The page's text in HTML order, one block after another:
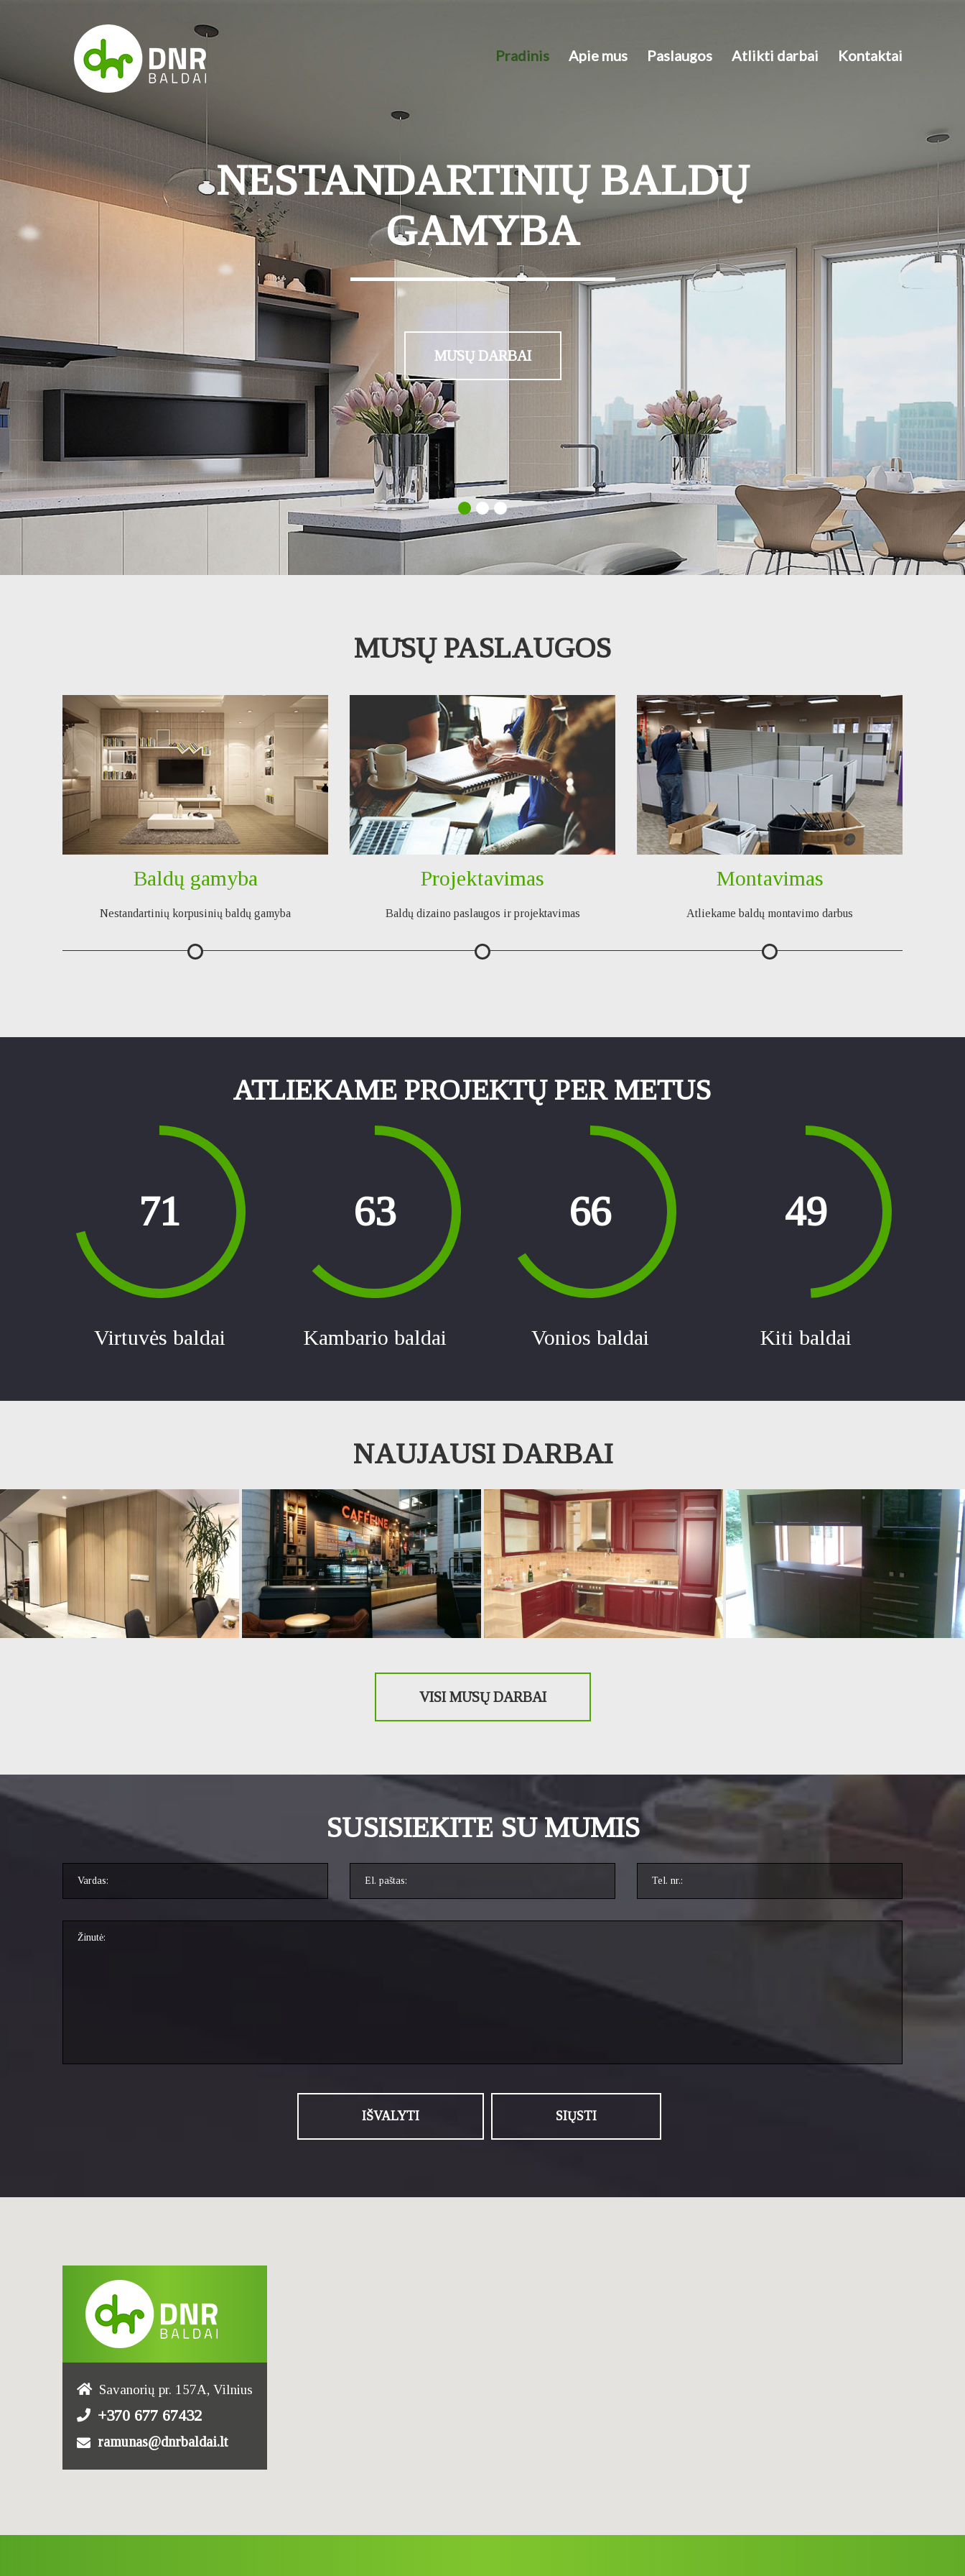
Pradinis Apie mus Paslaugos Atlikti darbai Kontaktai
MŪSŲ PASLAUGOS
MŪSŲ PASLAUGOS
Baldų gamyba
Nestandartinių korpusinių baldų gamyba
Projektavimas
Baldų dizaino paslaugos ir projektavimas
Montavimas
Atliekame baldų montavimo darbus
ATLIEKAME PROJEKTŲ PER METUS
80
Virtuvės baldai
72
Kambario baldai
75
Vonios baldai
55
Kiti baldai
NAUJAUSI DARBAI
VISI MŪSŲ DARBAI
SUSISIEKITE SU MUMIS
Savanorių pr. 157A, Vilnius
+370 677 67432
ramunas@dnrbaldai.lt